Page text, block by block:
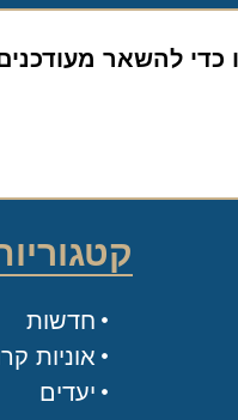
להשאר מעודכנים
קטגוריות
חדשות
אוניות קרוזים
יעדים